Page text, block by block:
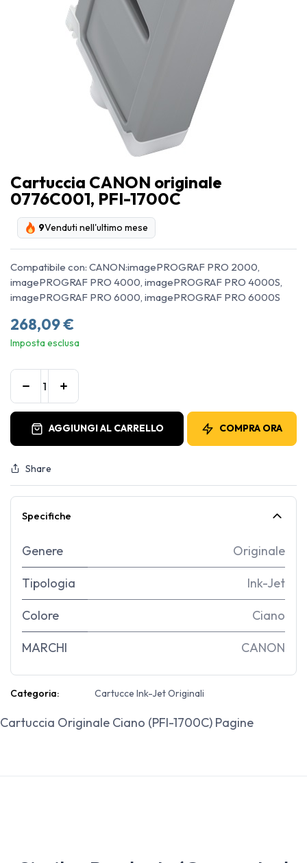
Cartuccia CANON originale
0776C001, PFI-1700C
9Venduti nell'ultimo mese
Compatibile con: CANON:imagePROGRAF PRO 2000,
imagePROGRAF PRO 4000, imagePROGRAF PRO 4000S,
imagePROGRAF PRO 6000, imagePROGRAF PRO 6000S
268,09€
Imposta esclusa
AGGIUNGI AL CARRELLO COMPRA ORA
Share
Specifiche
Genere Originale
Tipologia Ink-Jet
Colore Ciano
MARCHI CANON
Categoria: Cartucce Ink-Jet Originali
Cartuccia Originale Ciano (PFI-1700C) Pagine